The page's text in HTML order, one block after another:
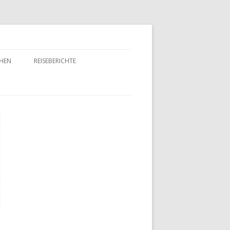
REISEBERICHTE